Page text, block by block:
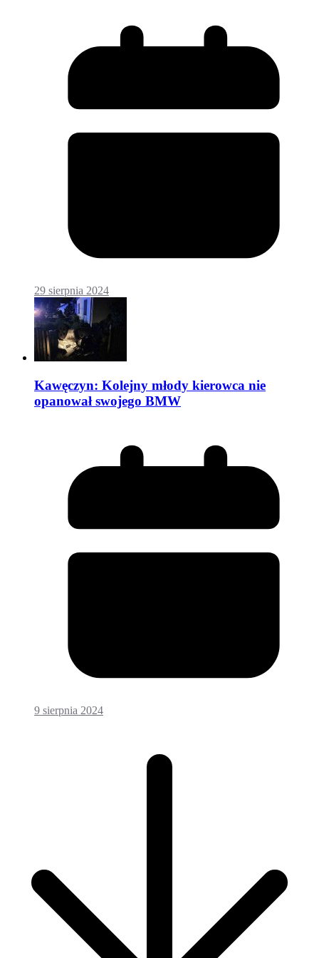
29 sierpnia 2024
Kawęczyn: Kolejny młody kierowca nie
opanował swojego BMW
9 sierpnia 2024